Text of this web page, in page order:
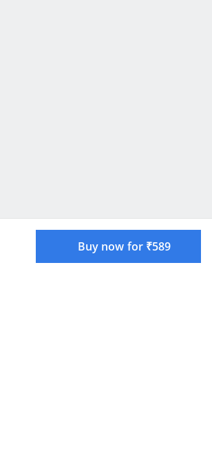
Buy now for ₹589